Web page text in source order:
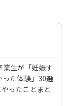
業生が「妊娠す
った体験」30選
ったことまと